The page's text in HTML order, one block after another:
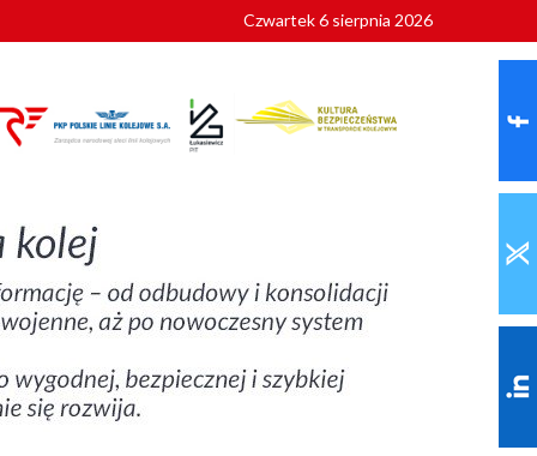
roku
Czwartek 6 sierpnia 2026